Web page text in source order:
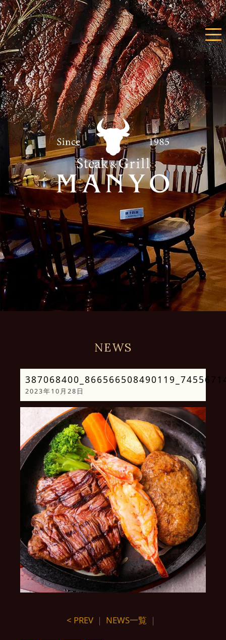
NEWS
2023年10月28日
< PREV ｜ NEWS一覧 ｜